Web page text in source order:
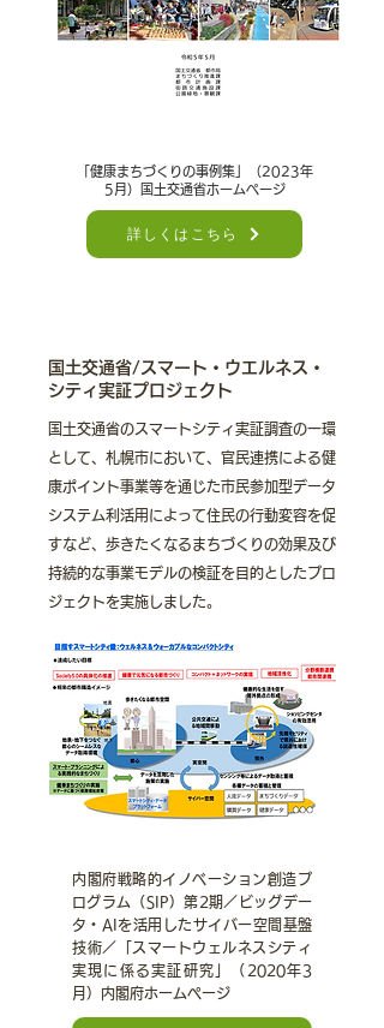
「健康まちづくりの事例集」（2023年
5月）国土交通省ホームページ
詳しくはこちら
国⼟交通省/スマート・ウエルネス・
シティ実証プロジェクト
国土交通省のスマートシティ実証調査の一環
として、札幌市において、官民連携による健
康ポイント事業等を通じた市民参加型データ
システム利活用によって住民の行動変容を促
すなど、歩きたくなるまちづくりの効果及び
持続的な事業モデルの検証を目的としたプロ
ジェクトを実施しました。
内閣府戦略的イノベーション創造プ
ログラム（SIP）第2期／ビッグデー
タ・AIを活用したサイバー空間基盤
技術／「スマートウェルネスシティ
実現に係る実証研究」（2020年3
月）内閣府ホームページ